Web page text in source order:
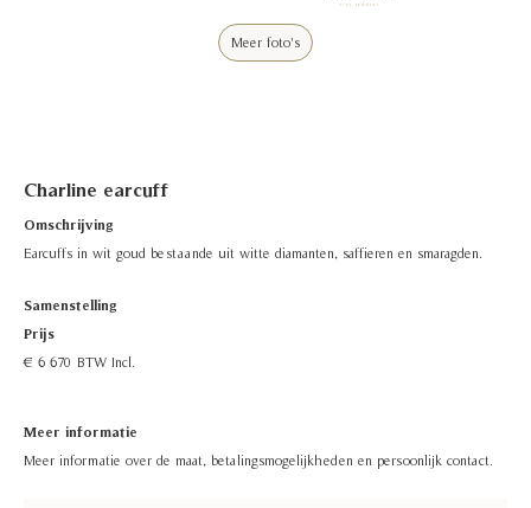
Meer foto's
Charline earcuff
Omschrijving
Earcuffs in wit goud bestaande uit witte diamanten, saffieren en smaragden.
Samenstelling
Prijs
€ 6 670 BTW Incl.
Meer informatie
Meer informatie over de maat, betalingsmogelijkheden en persoonlijk contact.